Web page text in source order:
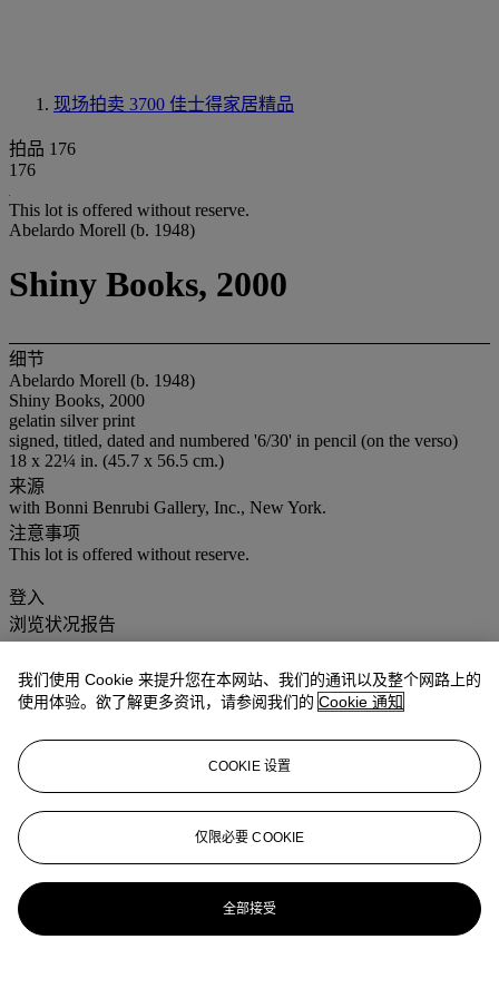
现场拍卖 3700 佳士得家居精品
拍品 176
176
This lot is offered without reserve.
Abelardo Morell (b. 1948)
Shiny Books, 2000
细节
Abelardo Morell (b. 1948)
Shiny Books, 2000
gelatin silver print
signed, titled, dated and numbered '6/30' in pencil (on the verso)
18 x 22¼ in. (45.7 x 56.5 cm.)
来源
with Bonni Benrubi Gallery, Inc., New York.
注意事项
This lot is offered without reserve.
登入
浏览状况报告
更多来自佳士得家居精品
查看全部
我们使用 Cookie 来提升您在本网站、我们的通讯以及整个网路上的
使用体验。欲了解更多资讯，请参阅我们的 Cookie 通知
COOKIE 设置
仅限必要 COOKIE
全部接受